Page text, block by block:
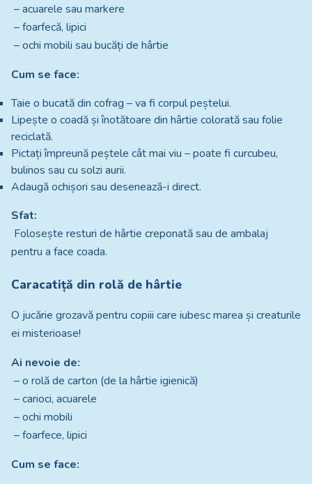
– acuarele sau markere
– foarfecă, lipici
– ochi mobili sau bucăți de hârtie
Cum se face:
Taie o bucată din cofrag – va fi corpul peștelui.
Lipește o coadă și înotătoare din hârtie colorată sau folie
reciclată.
Pictați împreună peștele cât mai viu – poate fi curcubeu,
bulinos sau cu solzi aurii.
Adaugă ochișori sau desenează-i direct.
Sfat:
Folosește resturi de hârtie creponată sau de ambalaj
pentru a face coada.
Caracatiță din rolă de hârtie
O jucărie grozavă pentru copiii care iubesc marea și creaturile
ei misterioase!
Ai nevoie de:
– o rolă de carton (de la hârtie igienică)
– carioci, acuarele
– ochi mobili
– foarfece, lipici
Cum se face: